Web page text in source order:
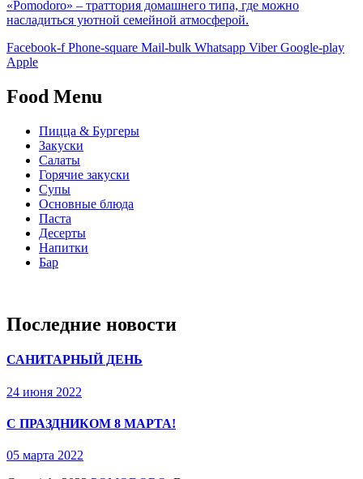
«Pomodoro» – траттория домашнего типа, где можно
насладиться уютной семейной атмосферой.
Facebook-f Phone-square Mail-bulk Whatsapp Viber Google-play
Apple
Food Menu
Пицца & Бургеры
Закуски
Салаты
Горячие закуски
Супы
Основные блюда
Паста
Десерты
Напитки
Бар
Последние новости
САНИТАРНЫЙ ДЕНЬ
24 июня 2022
С ПРАЗДНИКОМ 8 МАРТА!
05 марта 2022